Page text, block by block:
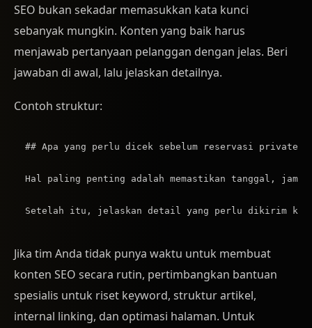
SEO bukan sekadar memasukkan kata kunci
sebanyak mungkin. Konten yang baik harus
menjawab pertanyaan pelanggan dengan jelas. Beri
jawaban di awal, lalu jelaskan detailnya.
Contoh struktur:
## Apa yang perlu dicek sebelum reservasi private
Hal paling penting adalah memastikan tanggal,
Jika tim Anda tidak punya waktu untuk membuat
konten SEO secara rutin, pertimbangkan bantuan
spesialis untuk riset keyword, struktur artikel,
internal linking, dan optimasi halaman. Untuk